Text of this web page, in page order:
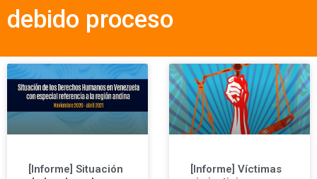
debido proceso
[Informe] Situación
[Informe] Víctimas